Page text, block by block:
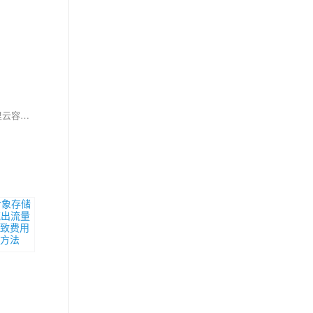
本文源自张凯在2024云栖大会的演讲，介绍了阿里云容器服务在AI智算领域的创新与实践。从2018年推出首个开源GPU容器共享调度方案至今，阿里云容器服务不断推进云原生AI的发展，包括增强GPU可观测性、实现多集群跨地域统一调度、优化大模型推理引擎部署、提供灵活的弹性伸缩策略等，旨在为客户提供高效、低成本的云原生AI解决方案。